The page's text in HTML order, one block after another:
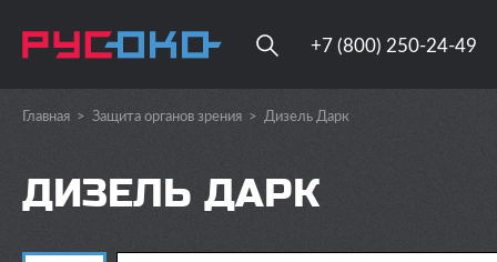
+7 (800) 250-24-49
Главная > Защита органов зрения > Дизель Дарк
ДИЗЕЛЬ ДАРК